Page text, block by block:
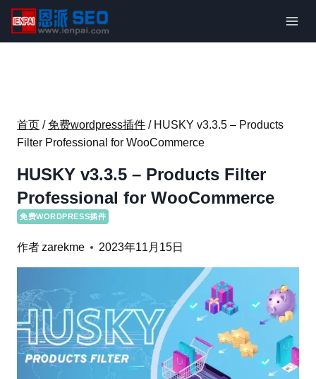
内
首页 / 免费wordpress插件 / HUSKY v3.3.5 – Products
Filter Professional for WooCommerce
HUSKY v3.3.5 – Products Filter
Professional for WooCommerce
免费WORDPRESS插件
作者zarekme 2023年11月15日